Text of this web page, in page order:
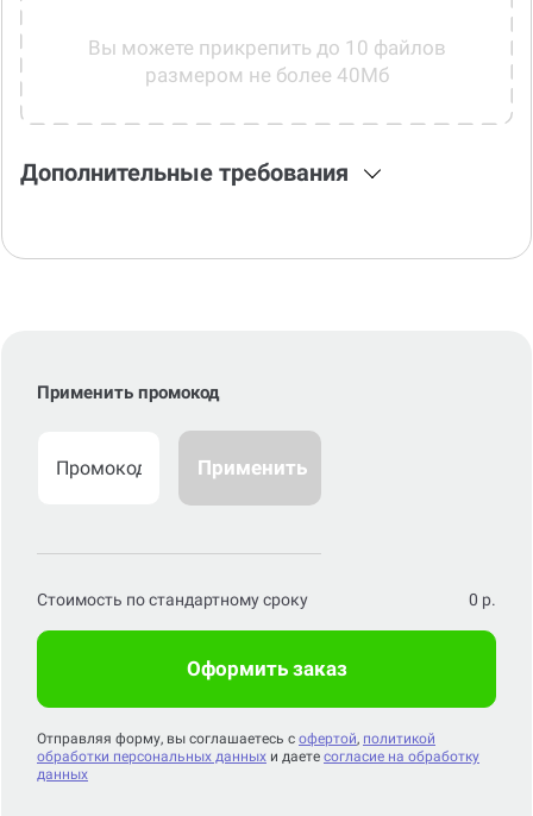
Вы можете прикрепить до 10 файлов
размером не более 40Мб
Дополнительные требования
Применить промокод
Применить
Стоимость по стандартному сроку 0 р.
Оформить заказ
Отправляя форму, вы соглашаетесь с офертой, политикой
обработки персональных данных и даете согласие на обработку
данных